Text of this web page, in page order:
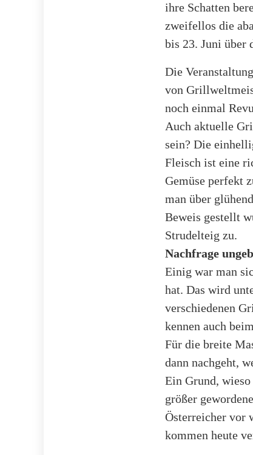
ihre Schatten
zweifellos die
bis 23. Juni über
Die
von
noch einmal
Auch aktuelle
sein? Die
Fleisch ist eine
Gemüse perfekt
man über
Beweis gestellt
Strudelteig zu.
Nachfrage
Einig war man
hat. Das wird
verschiedenen
kennen auch
Für die breite
dann nachgeht,
Ein Grund,
größer
Österreicher vor
kommen heute